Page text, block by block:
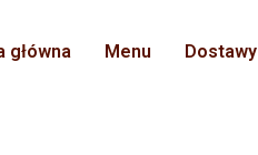
główna Menu Dostawy